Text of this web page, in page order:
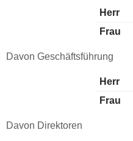
Herr
Frau
Davon Geschäftsführung
Herr
Frau
Davon Direktoren